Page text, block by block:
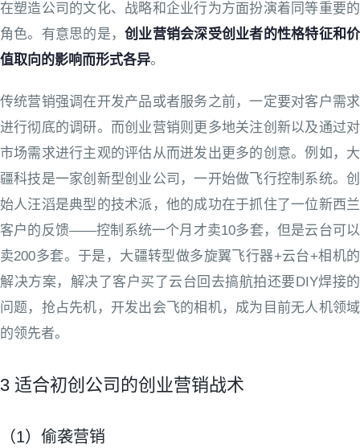
在塑造公司的文化、战略和企业行为方面扮演着同等重要的
角色。有意思的是，创业营销会深受创业者的性格特征和价
值取向的影响而形式各异。
传统营销强调在开发产品或者服务之前，一定要对客户需求
进行彻底的调研。而创业营销则更多地关注创新以及通过对
市场需求进行主观的评估从而迸发出更多的创意。例如，大
疆科技是一家创新型创业公司，一开始做飞行控制系统。创
始人汪滔是典型的技术派，他的成功在于抓住了一位新西兰
客户的反馈——控制系统一个月才卖10多套，但是云台可以
卖200多套。于是，大疆转型做多旋翼飞行器+云台+相机的
解决方案，解决了客户买了云台回去搞航拍还要DIY焊接的
问题，抢占先机，开发出会飞的相机，成为目前无人机领域
的领先者。
3 适合初创公司的创业营销战术
（1）偷袭营销